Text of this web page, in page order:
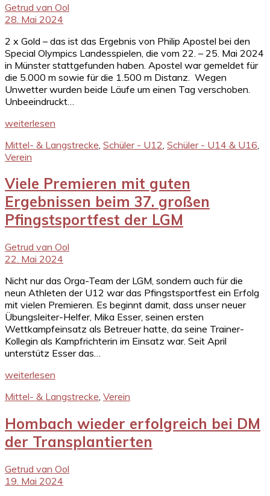
Getrud van Ool
28. Mai 2024
2 x Gold – das ist das Ergebnis von Philip Apostel bei den
Special Olympics Landesspielen, die vom 22. – 25. Mai 2024
in Münster stattgefunden haben. Apostel war gemeldet für
die 5.000 m sowie für die 1.500 m Distanz. Wegen
Unwetter wurden beide Läufe um einen Tag verschoben.
Unbeeindruckt…
weiterlesen
Mittel- & Langstrecke Schüler - U12 Schüler - U14 & U16
Verein
Viele Premieren mit guten
Ergebnissen beim 37. großen
Pfingstsportfest der LGM
Getrud van Ool
22. Mai 2024
Nicht nur das Orga-Team der LGM, sondern auch für die
neun Athleten der U12 war das Pfingstsportfest ein Erfolg
mit vielen Premieren. Es beginnt damit, dass unser neuer
Übungsleiter-Helfer, Mika Esser, seinen ersten
Wettkampfeinsatz als Betreuer hatte, da seine Trainer-
Kollegin als Kampfrichterin im Einsatz war. Seit April
unterstütz Esser das…
weiterlesen
Mittel- & Langstrecke, Verein
Hombach wieder erfolgreich bei DM
der Transplantierten
Getrud van Ool
19. Mai 2024